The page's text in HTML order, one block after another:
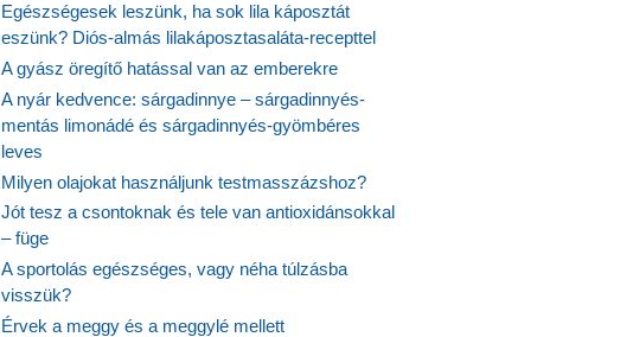
Egészségesek leszünk, ha sok lila káposztát
eszünk? Diós-almás lilakáposztasaláta-recepttel
A gyász öregítő hatással van az emberekre
A nyár kedvence: sárgadinnye – sárgadinnyés-
mentás limonádé és sárgadinnyés-gyömbéres
leves
Milyen olajokat használjunk testmasszázshoz?
Jót tesz a csontoknak és tele van antioxidánsokkal
– füge
A sportolás egészséges, vagy néha túlzásba
visszük?
Érvek a meggy és a meggylé mellett